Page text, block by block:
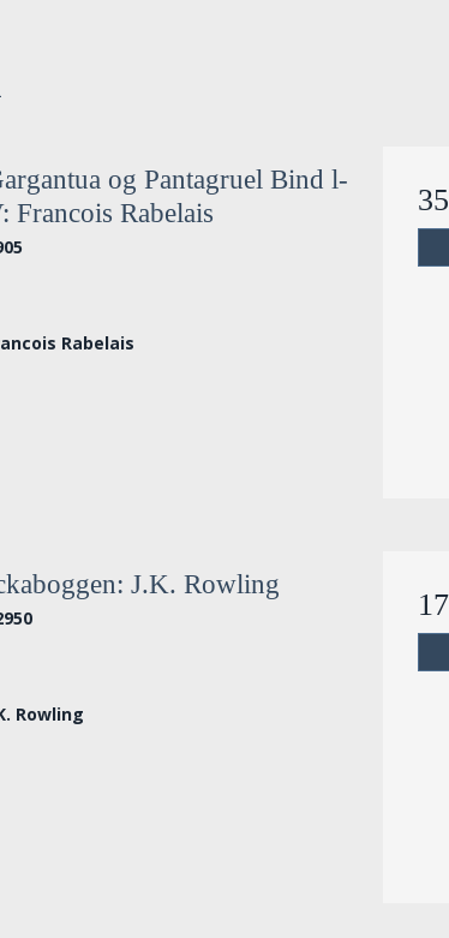
og Pantagruel Bind l-
Francois Rabelais
Rabelais
J.K. Rowling
Rowling